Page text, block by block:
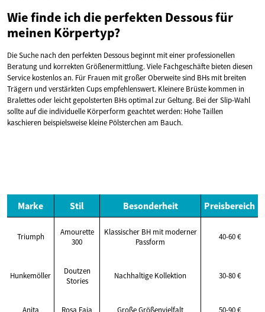
Wie finde ich die perfekten Dessous für
meinen Körpertyp?
Die Suche nach den perfekten Dessous beginnt mit einer professionellen
Beratung und korrekten Größenermittlung. Viele Fachgeschäfte bieten diesen
Service kostenlos an. Für Frauen mit großer Oberweite sind BHs mit breiten
Trägern und verstärkten Cups empfehlenswert. Kleinere Brüste kommen in
Bralettes oder leicht gepolsterten BHs optimal zur Geltung. Bei der Slip-Wahl
sollte auf die individuelle Körperform geachtet werden: Hohe Taillen
kaschieren beispielsweise kleine Pölsterchen am Bauch.
Marke Stil Besonderheit Preisbereich
Triumph
Amourette
300
Klassischer BH mit moderner
Passform
40-60 €
Hunkemöller
Doutzen
Stories
Nachhaltige Kollektion 30-80 €
Anita Rosa Faia Große Größenvielfalt 50-90 €